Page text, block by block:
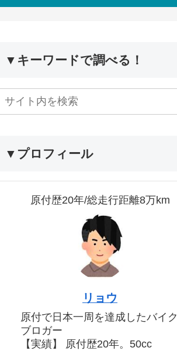
▼キーワードで調べる！
▼プロフィール
原付歴20年/総走行距離8万km
リョウ
原付で日本一周を達成したバイク
ブロガー
【実績】 原付歴20年。50cc